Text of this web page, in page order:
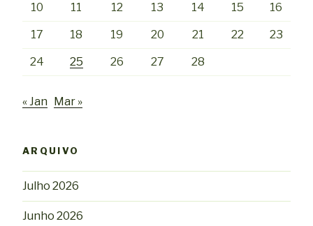
10 11 12 13 14 15 16
17 18 19 20 21 22 23
24 25 26 27 28
« Jan Mar »
ARQUIVO
Julho 2026
Junho 2026